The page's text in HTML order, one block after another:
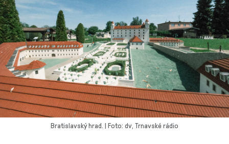
Bratislavský hrad. | Foto: dv, Trnavské rádio